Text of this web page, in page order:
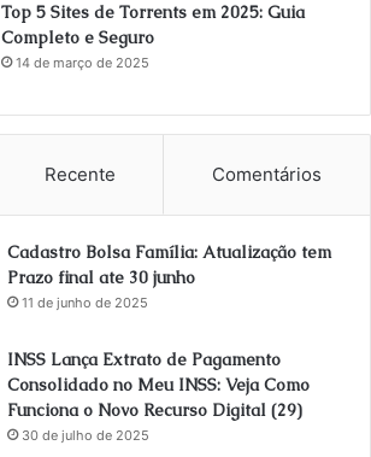
Top 5 Sites de Torrents em 2025: Guia
Completo e Seguro
14 de março de 2025
Recente Comentários
Cadastro Bolsa Família: Atualização tem
Prazo final ate 30 junho
11 de junho de 2025
INSS Lança Extrato de Pagamento
Consolidado no Meu INSS: Veja Como
Funciona o Novo Recurso Digital (29)
30 de julho de 2025